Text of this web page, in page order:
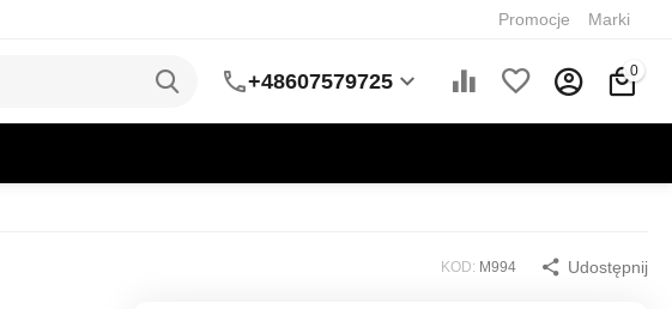
Promocje Marki
+48607579725 0
KOD: M994 Udostępnij